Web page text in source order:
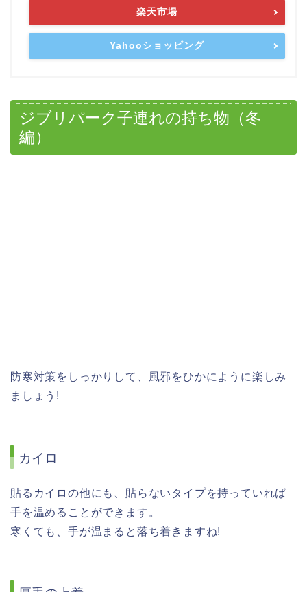
楽天市場
Yahooショッピング
ジブリパーク子連れの持ち物（冬
編）
防寒対策をしっかりして、風邪をひかにように楽しみ
ましょう!
カイロ
貼るカイロの他にも、貼らないタイプを持っていれば
手を温めることができます。
寒くても、手が温まると落ち着きますね!